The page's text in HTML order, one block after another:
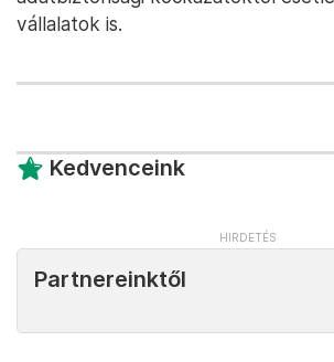
vállalatok is.
Kedvenceink
Partnereinktől